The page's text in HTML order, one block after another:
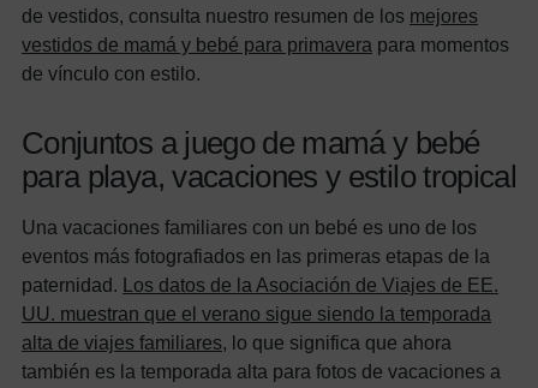
de vestidos, consulta nuestro resumen de los mejores
vestidos de mamá y bebé para primavera para momentos
de vínculo con estilo.
Conjuntos a juego de mamá y bebé
para playa, vacaciones y estilo tropical
Una vacaciones familiares con un bebé es uno de los
eventos más fotografiados en las primeras etapas de la
paternidad. Los datos de la Asociación de Viajes de EE.
UU. muestran que el verano sigue siendo la temporada
alta de viajes familiares, lo que significa que ahora
también es la temporada alta para fotos de vacaciones a